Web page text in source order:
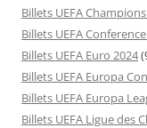
Billets UEFA
Billets UEFA
Billets UEFA Euro 2024
Billets UEFA Europa
Billets UEFA Europa
Billets UEFA Ligue des